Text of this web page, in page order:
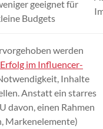
geeignet für
Budgets
werden
im Influencer-
Inhalte
Anstatt ein starres
davon, einen Rahmen
Markenelemente)